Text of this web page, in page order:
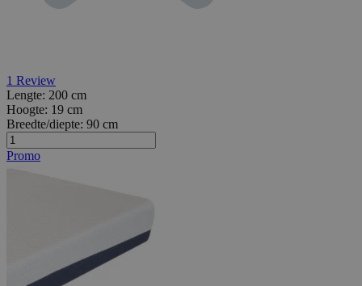
1 Review
Lengte: 200 cm
Hoogte: 19 cm
Breedte/diepte: 90 cm
Promo